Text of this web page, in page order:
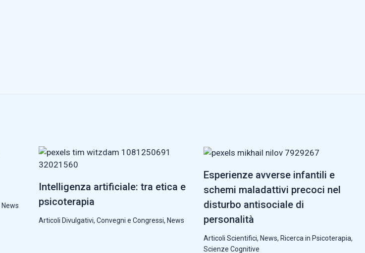
News
Intelligenza artificiale: tra etica e
psicoterapia
Articoli Divulgativi, Convegni e Congressi, News
Esperienze avverse infantili e
schemi maladattivi precoci nel
disturbo antisociale di
personalità
Articoli Scientifici, News, Ricerca in Psicoterapia,
Scienze Cognitive